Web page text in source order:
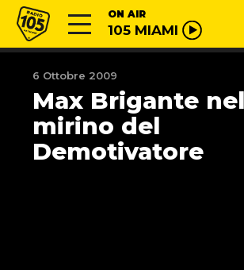
Vai al contenuto
Radio 105 ON AIR
105 MIAMI
6 Ottobre 2009
Max Brigante nel
mirino del
Demotivatore